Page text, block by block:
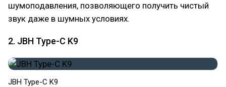
шумоподавления, позволяющего получить чистый
звук даже в шумных условиях.
2. JBH Type-C K9
JBH Type-C K9